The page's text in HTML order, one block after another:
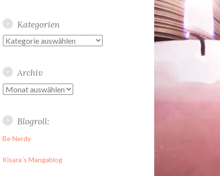
Kategorien
Kategorien
Archiv
Archiv
Blogroll:
Be Nerdy
Kisara´s Mangablog